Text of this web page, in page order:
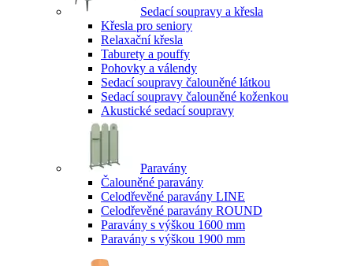
Sedací soupravy a křesla
Křesla pro seniory
Relaxační křesla
Taburety a pouffy
Pohovky a válendy
Sedací soupravy čalouněné látkou
Sedací soupravy čalouněné koženkou
Akustické sedací soupravy
Paravány
Čalouněné paravány
Celodřevěné paravány LINE
Celodřevěné paravány ROUND
Paravány s výškou 1600 mm
Paravány s výškou 1900 mm